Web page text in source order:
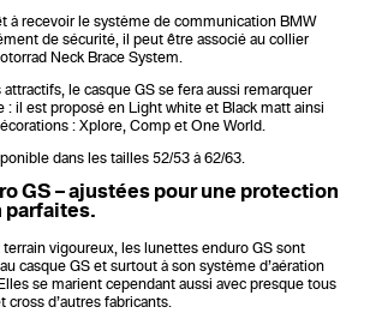
à recevoir le système de communication BMW
de sécurité, il peut être associé au collier
Neck Brace System.
le casque GS se fera aussi remarquer
: il est proposé en Light white et Black matt ainsi
: Xplore, Comp et One World.
dans les tailles 52/53 à 62/63.
GS – ajustées pour une protection
parfaites.
vigoureux, les lunettes enduro GS sont
casque GS et surtout à son système d’aération
se marient cependant aussi avec presque tous
cross d’autres fabricants.